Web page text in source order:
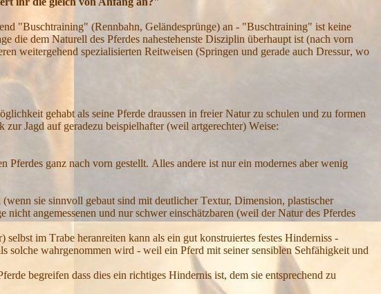
"Buschtraining" (Rennbahn, Geländesprünge) an - "Buschtraining" ist keine
die dem Naturell des Pferdes nahestehenste Disziplin überhaupt ist (nach vorn
weitergehend spezialisierten Reitweisen (Springen und gerade auch Dressur, wo
öglichkeit gehabt als seine Pferde draussen in freierNatur zu schulen und zu formen
zurJagd auf geradezu beispielhafter (weil artgerechter) Weise:
Pferdes ganz nach vorn gestellt. Alles andere ist nur ein modernes aber wenig
(wenn sie sinnvoll gebaut sind mit deutlicherTextur, Dimension, plastischer
nicht angemessenen und nur schwer einschätzbaren (weil derNatur des Pferdes
selbst im Trabe heranreiten kann als ein gut konstruiertes festes Hinderniss -
solche wahrgenommen wird - weil ein Pferd mit seiner sensiblen Sehfähigkeit und
ferde begreifen dass dies ein richtiges Hindernis ist, dem sie entsprechend zu